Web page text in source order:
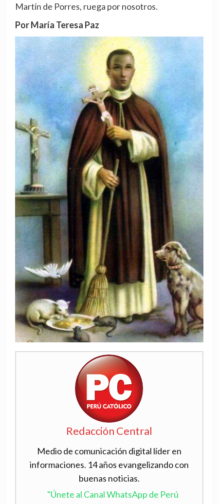
Martín de Porres, ruega por nosotros.
Por María Teresa Paz
Redacción Central
Medio de comunicación digital líder en
informaciones. 14 años evangelizando con
buenas noticias.
"Únete al Canal WhatsApp de Perú